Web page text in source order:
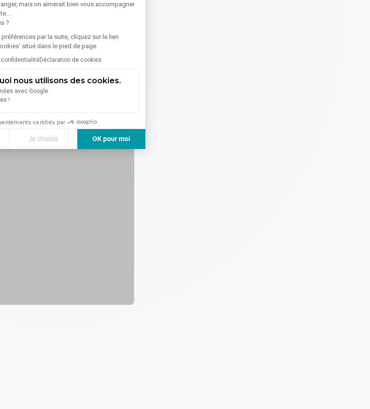
mais on aimerait bien vous accompagner
?
par la suite, cliquez sur le lien
situé dans le pied de page.
confidentialitéDéclaration de cookies
nous utilisons des cookies.
avec Google
!
certifiés par
Je choisis OK pour moi